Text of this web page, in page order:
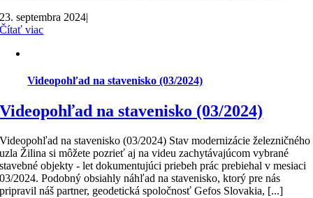
23. septembra 2024|
Čítať viac
Videopohľad na stavenisko (03/2024)
Videopohľad na stavenisko (03/2024)
Videopohľad na stavenisko (03/2024) Stav modernizácie železničného
uzla Žilina si môžete pozrieť aj na videu zachytávajúcom vybrané
stavebné objekty - let dokumentujúci priebeh prác prebiehal v mesiaci
03/2024. Podobný obsiahly náhľad na stavenisko, ktorý pre nás
pripravil náš partner, geodetická spoločnosť Gefos Slovakia, [...]